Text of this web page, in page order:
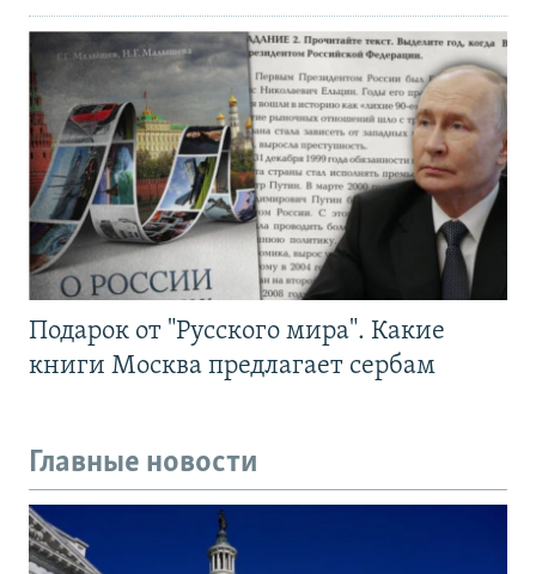
Подарок от "Русского мира". Какие
книги Москва предлагает сербам
Главные новости